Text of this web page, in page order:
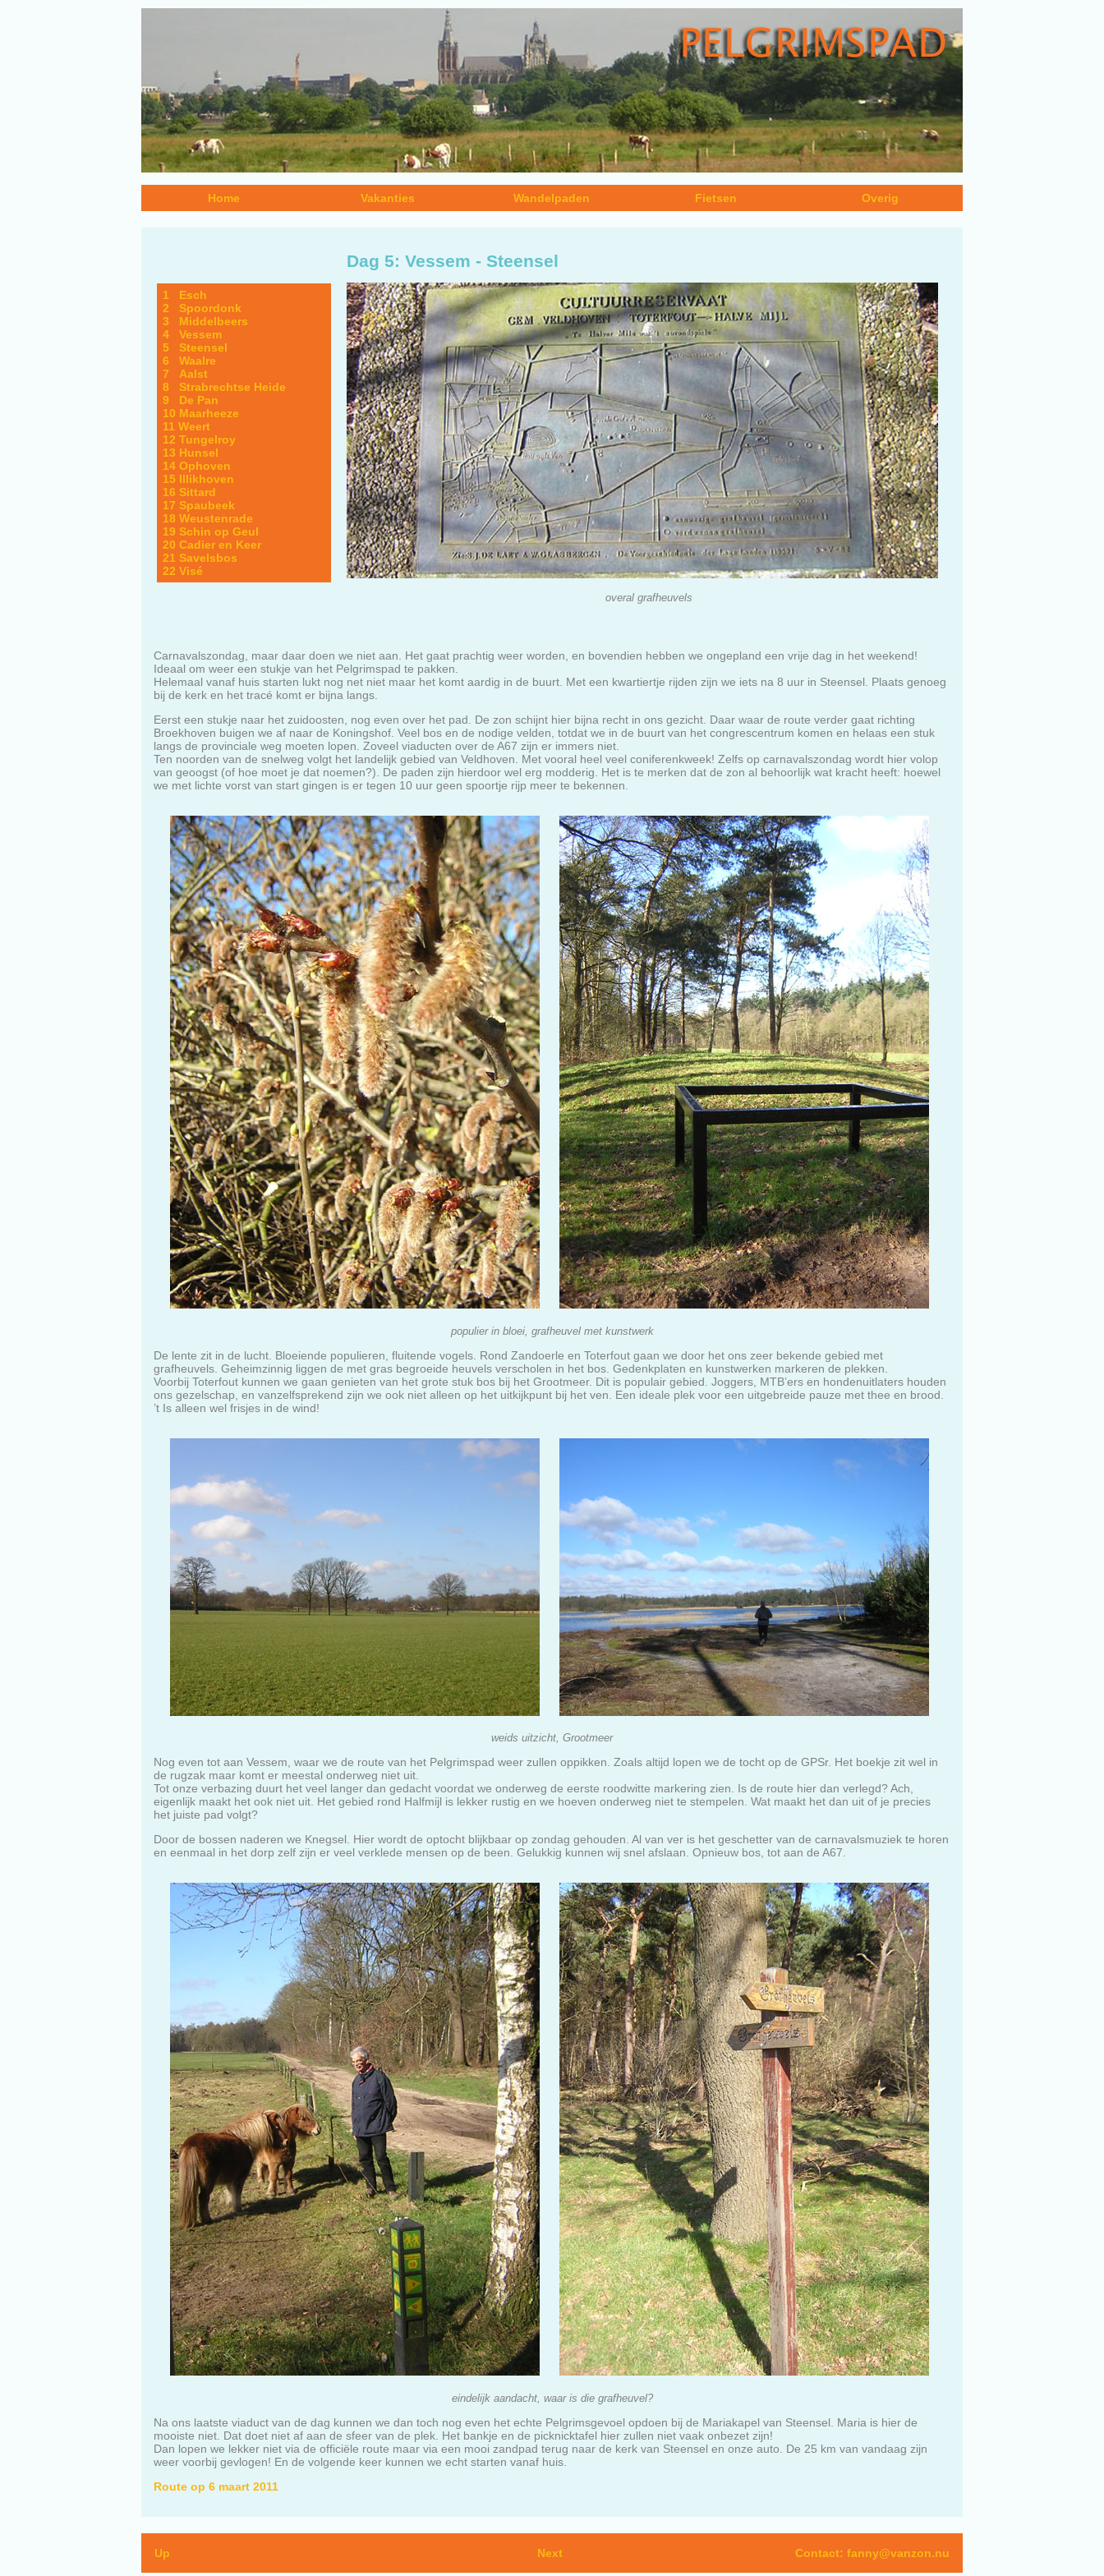
Home Vakanties Wandelpaden Fietsen Overig
1 Esch
2 Spoordonk
3 Middelbeers
4 Vessem
5 Steensel
6 Waalre
7 Aalst
8 Strabrechtse Heide
9 De Pan
10 Maarheeze
11 Weert
12 Tungelroy
13 Hunsel
14 Ophoven
15 Illikhoven
16 Sittard
17 Spaubeek
18 Weustenrade
19 Schin op Geul
20 Cadier en Keer
21 Savelsbos
22 Visé
Dag 5: Vessem - Steensel
overal grafheuvels
Carnavalszondag, maar daar doen we niet aan. Het gaat prachtig weer worden, en bovendien hebben we ongepland een vrije dag in het weekend!
Ideaal om weer een stukje van het Pelgrimspad te pakken.
Helemaal vanaf huis starten lukt nog net niet maar het komt aardig in de buurt. Met een kwartiertje rijden zijn we iets na 8 uur in Steensel. Plaats genoeg
bij de kerk en het tracé komt er bijna langs.
Eerst een stukje naar het zuidoosten, nog even over het pad. De zon schijnt hier bijna recht in ons gezicht. Daar waar de route verder gaat richting
Broekhoven buigen we af naar de Koningshof. Veel bos en de nodige velden, totdat we in de buurt van het congrescentrum komen en helaas een stuk
langs de provinciale weg moeten lopen. Zoveel viaducten over de A67 zijn er immers niet.
Ten noorden van de snelweg volgt het landelijk gebied van Veldhoven. Met vooral heel veel coniferenkweek! Zelfs op carnavalszondag wordt hier volop
van geoogst (of hoe moet je dat noemen?). De paden zijn hierdoor wel erg modderig. Het is te merken dat de zon al behoorlijk wat kracht heeft: hoewel
we met lichte vorst van start gingen is er tegen 10 uur geen spoortje rijp meer te bekennen.
populier in bloei, grafheuvel met kunstwerk
De lente zit in de lucht. Bloeiende populieren, fluitende vogels. Rond Zandoerle en Toterfout gaan we door het ons zeer bekende gebied met
grafheuvels. Geheimzinnig liggen de met gras begroeide heuvels verscholen in het bos. Gedenkplaten en kunstwerken markeren de plekken.
Voorbij Toterfout kunnen we gaan genieten van het grote stuk bos bij het Grootmeer. Dit is populair gebied. Joggers, MTB’ers en hondenuitlaters houden
ons gezelschap, en vanzelfsprekend zijn we ook niet alleen op het uitkijkpunt bij het ven. Een ideale plek voor een uitgebreide pauze met thee en brood.
’t Is alleen wel frisjes in de wind!
weids uitzicht, Grootmeer
Nog even tot aan Vessem, waar we de route van het Pelgrimspad weer zullen oppikken. Zoals altijd lopen we de tocht op de GPSr. Het boekje zit wel in
de rugzak maar komt er meestal onderweg niet uit.
Tot onze verbazing duurt het veel langer dan gedacht voordat we onderweg de eerste roodwitte markering zien. Is de route hier dan verlegd? Ach,
eigenlijk maakt het ook niet uit. Het gebied rond Halfmijl is lekker rustig en we hoeven onderweg niet te stempelen. Wat maakt het dan uit of je precies
het juiste pad volgt?
Door de bossen naderen we Knegsel. Hier wordt de optocht blijkbaar op zondag gehouden. Al van ver is het geschetter van de carnavalsmuziek te horen
en eenmaal in het dorp zelf zijn er veel verklede mensen op de been. Gelukkig kunnen wij snel afslaan. Opnieuw bos, tot aan de A67.
eindelijk aandacht, waar is die grafheuvel?
Na ons laatste viaduct van de dag kunnen we dan toch nog even het echte Pelgrimsgevoel opdoen bij de Mariakapel van Steensel. Maria is hier de
mooiste niet. Dat doet niet af aan de sfeer van de plek. Het bankje en de picknicktafel hier zullen niet vaak onbezet zijn!
Dan lopen we lekker niet via de officiële route maar via een mooi zandpad terug naar de kerk van Steensel en onze auto. De 25 km van vandaag zijn
weer voorbij gevlogen! En de volgende keer kunnen we echt starten vanaf huis.
Route op 6 maart 2011
Up Next Contact: fanny@vanzon.nu